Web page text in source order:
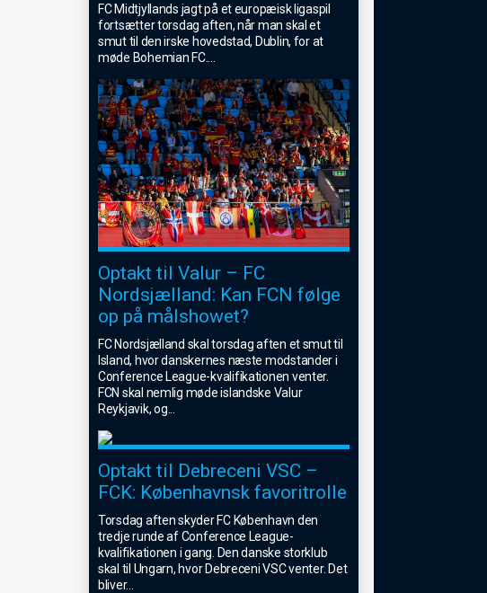
FC Midtjyllands jagt på et europæisk ligaspil
fortsætter torsdag aften, når man skal et
smut til den irske hovedstad, Dublin, for at
møde Bohemian FC.
Optakt til Valur – FC
Nordsjælland: Kan FCN følge
op på målshowet?
FC Nordsjælland skal torsdag aften et smut til
Island, hvor danskernes næste modstander i
Conference League-kvalifikationen venter.
FCN skal nemlig møde islandske Valur
Reykjavik, og
Optakt til Debreceni VSC –
FCK: Københavnsk favoritrolle
Torsdag aften skyder FC København den
tredje runde af Conference League-
kvalifikationen i gang. Den danske storklub
skal til Ungarn, hvor Debreceni VSC venter. Det
bliver...